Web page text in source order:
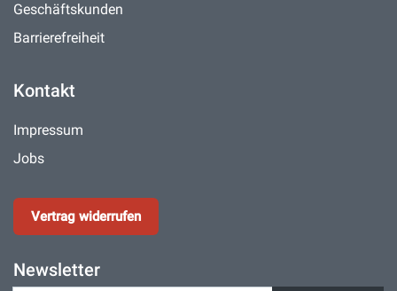
Geschäftskunden
Barrierefreiheit
Kontakt
Impressum
Jobs
Vertrag widerrufen
Newsletter